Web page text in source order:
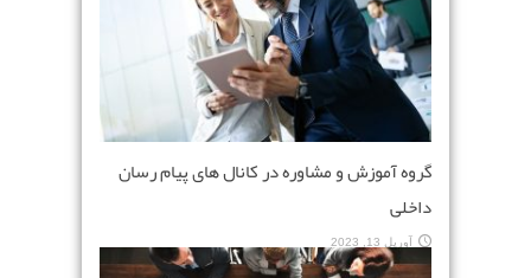
گروه آموزش و مشاوره در کانال های پیام رسان
داخلی
آوریل 13, 2023